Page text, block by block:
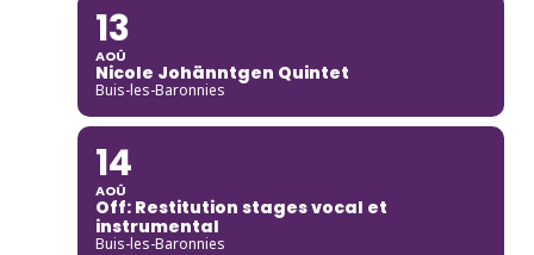
13
AOÛ
Nicole Johänntgen Quintet
Buis-les-Baronnies
14
AOÛ
Off: Restitution stages vocal et
instrumental
Buis-les-Baronnies